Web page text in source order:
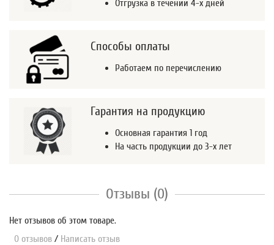
Отгрузка в течении 4-х дней
Способы оплаты
Работаем по перечислению
Гарантия на продукцию
Основная гарантия 1 год
На часть продукции до 3-х лет
Отзывы (0)
Нет отзывов об этом товаре.
0 отзывов / Написать отзыв